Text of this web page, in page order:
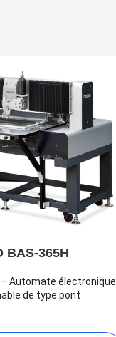
BAS-365H
Automate électronique
de type pont